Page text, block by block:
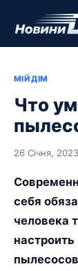
МІЙ ДІМ
Что
26 Січня,
себя
человека